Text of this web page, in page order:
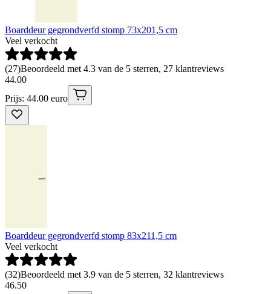
Boarddeur gegrondverfd stomp 73x201,5 cm
Veel verkocht
(27)Beoordeeld met 4.3 van de 5 sterren, 27 klantreviews
44.00
Prijs: 44.00 euro
Boarddeur gegrondverfd stomp 83x211,5 cm
Veel verkocht
(32)Beoordeeld met 3.9 van de 5 sterren, 32 klantreviews
46.50